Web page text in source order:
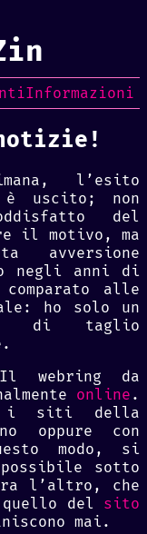
Informazioni
l’esito
è uscito; non
del
il motivo, ma
avversione
negli anni di
alle
ho solo un
di taglio
webring da
online .
i siti della
oppure con
modo, si
sotto
l’altro, che
quello del sito
mai.